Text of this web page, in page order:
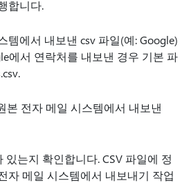
합니다.
템에서 내보낸 csv 파일(예: Google)
에서 연락처를 내보낸 경우 기본 파
본 전자 메일 시스템에서 내보낸
있는지 확인합니다. CSV 파일에 정
자 메일 시스템에서 내보내기 작업